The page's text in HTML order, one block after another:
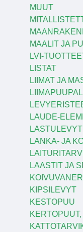
MUUT
MAALIT JA
LVI-
LISTAT
LIIMAT JA
LAUDE-
LANKA- JA
LAASTIT JA
KOIVUVANERI
KIPSILEVYT
KESTOPUU
KERTOPUUT,